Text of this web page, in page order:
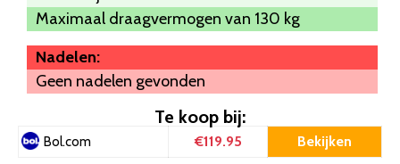
Maximaal draagvermogen van 130 kg
Nadelen:
Geen nadelen gevonden
Te koop bij:
Bol.com €119.95 Bekijken